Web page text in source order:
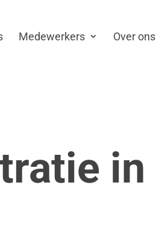
Medewerkers Over ons
in